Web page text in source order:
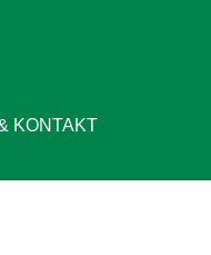
KONTAKT